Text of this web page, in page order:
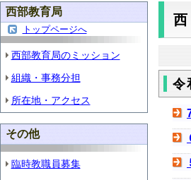
西部教育局
トップページへ
西部教育局のミッション
組織・事務分担
所在地・アクセス
その他
臨時教職員募集
令